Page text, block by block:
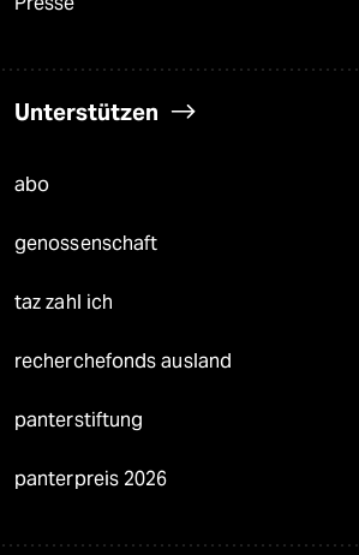
Unterstützen
abo
genossenschaft
taz zahl ich
recherchefonds ausland
panterstiftung
panterpreis 2026